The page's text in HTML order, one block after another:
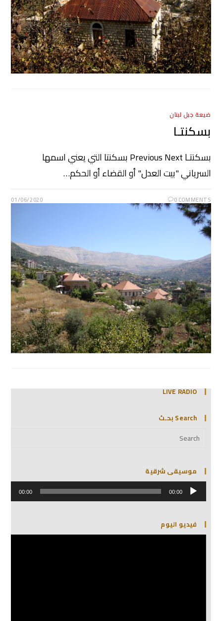
ضيعة جبل لبنان
بسكنتـا
بسكنتـا Previous Next بسكنتا التي يعني اسمها
السرياني "بيت العدل" أو القضاء أو الحكم…
0 COMMENTS
01/06/2020
LIVE RADIO
Search بحـث
موسيقى شرقية
مشغل
الصوت 00:00
00:00
فيديو اليوم